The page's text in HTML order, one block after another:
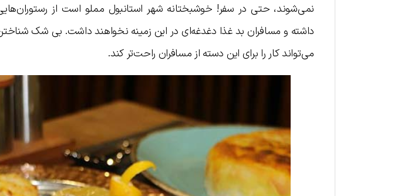
نمی‌شوند، حتی در سفر! خوشبختانه شهر استانبول مملو است از
داشته و مسافران بد غذا دغدغه‌ای در این زمینه نخواهند داشت. بی شک
می‌تواند کار را برای این دسته از مسافران راحت‌تر کند.